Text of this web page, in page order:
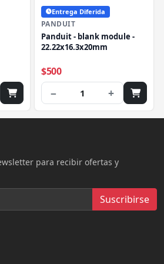
Entrega Diferida
PANDUIT
Panduit - blank module -
22.22x16.3x20mm
$500
− 1 +
para recibir ofertas y
Suscribirse